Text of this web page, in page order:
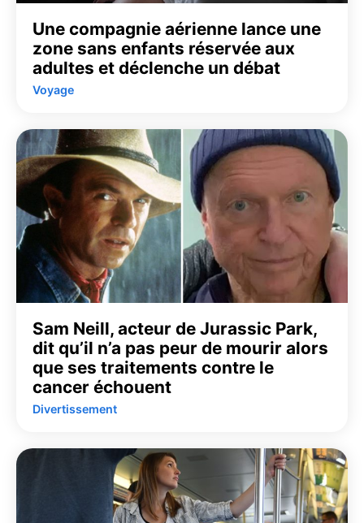
Une compagnie aérienne lance une
zone sans enfants réservée aux
adultes et déclenche un débat
Voyage
Sam Neill, acteur de Jurassic Park,
dit qu’il n’a pas peur de mourir alors
que ses traitements contre le
cancer échouent
Divertissement